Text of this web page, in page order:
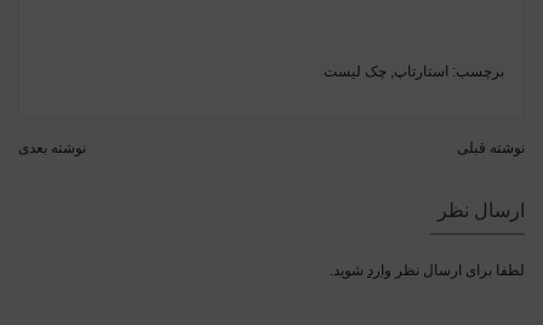
برچسب: استارتاپ‌, چک لیست
نوشته قبلی نوشته بعدی
ارسال نظر
لطفا برای ارسال نظر وارد شوید.